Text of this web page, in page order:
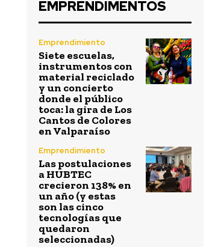
EMPRENDIMENTOS
Emprendimiento
Siete escuelas,
instrumentos con
material reciclado
y un concierto
donde el público
toca: la gira de Los
Cantos de Colores
en Valparaíso
Emprendimiento
Las postulaciones
a HUBTEC
crecieron 138% en
un año (y estas
son las cinco
tecnologías que
quedaron
seleccionadas)